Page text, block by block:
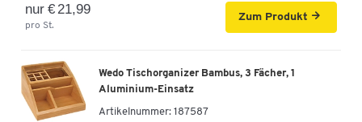
nur € 21,99
pro St.
Zum Produkt
Wedo Tischorganizer Bambus, 3 Fächer, 1
Aluminium-Einsatz
Artikelnummer: 187587